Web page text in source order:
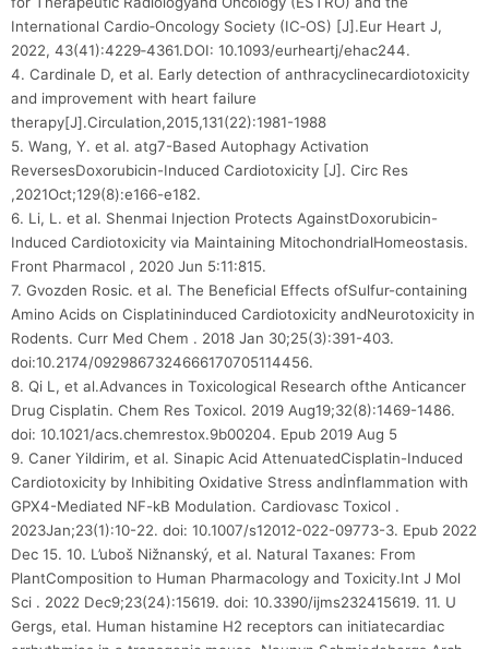
International Cardio‑Oncology Society (IC‑OS) [J].Eur Heart J,
2022, 43(41):4229‑4361.DOI: 10.1093/eurheartj/ehac244.
4. Cardinale D, et al. Early detection of anthracyclinecardiotoxicity
and improvement with heart failure
therapy[J].Circulation,2015,131(22):1981-1988
5. Wang, Y. et al. atg7-Based Autophagy Activation
ReversesDoxorubicin-Induced Cardiotoxicity [J]. Circ Res
,2021Oct;129(8):e166-e182.
6. Li, L. et al. Shenmai Injection Protects AgainstDoxorubicin-
Induced Cardiotoxicity via Maintaining MitochondrialHomeostasis.
Front Pharmacol , 2020 Jun 5:11:815.
7. Gvozden Rosic. et al. The Beneficial Effects ofSulfur-containing
Amino Acids on Cisplatininduced Cardiotoxicity andNeurotoxicity in
Rodents. Curr Med Chem . 2018 Jan 30;25(3):391-403.
doi:10.2174/0929867324666170705114456.
8. Qi L, et al.Advances in Toxicological Research ofthe Anticancer
Drug Cisplatin. Chem Res Toxicol. 2019 Aug19;32(8):1469-1486.
doi: 10.1021/acs.chemrestox.9b00204. Epub 2019 Aug 5
9. Caner Yildirim, et al. Sinapic Acid AttenuatedCisplatin-Induced
Cardiotoxicity by Inhibiting Oxidative Stress andİnflammation with
GPX4-Mediated NF-kB Modulation. Cardiovasc Toxicol .
2023Jan;23(1):10-22. doi: 10.1007/s12012-022-09773-3. Epub 2022
Dec 15. 10. L’uboš Nižnanský, et al. Natural Taxanes: From
PlantComposition to Human Pharmacology and Toxicity.Int J Mol
Sci . 2022 Dec9;23(24):15619. doi: 10.3390/ijms232415619. 11. U
Gergs, etal. Human histamine H2 receptors can initiatecardiac